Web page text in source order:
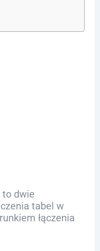
to dwie
tabel w
łączenia